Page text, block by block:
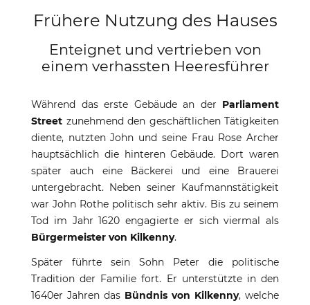
Frühere Nutzung des Hauses
Enteignet und vertrieben von
einem verhassten Heeresführer
Während das erste Gebäude an der Parliament
Street zunehmend den geschäftlichen Tätigkeiten
diente, nutzten John und seine Frau Rose Archer
hauptsächlich die hinteren Gebäude. Dort waren
später auch eine Bäckerei und eine Brauerei
untergebracht. Neben seiner Kaufmannstätigkeit
war John Rothe politisch sehr aktiv. Bis zu seinem
Tod im Jahr 1620 engagierte er sich viermal als
Bürgermeister von Kilkenny.
Später führte sein Sohn Peter die politische
Tradition der Familie fort. Er unterstützte in den
1640er Jahren das Bündnis von Kilkenny, welche